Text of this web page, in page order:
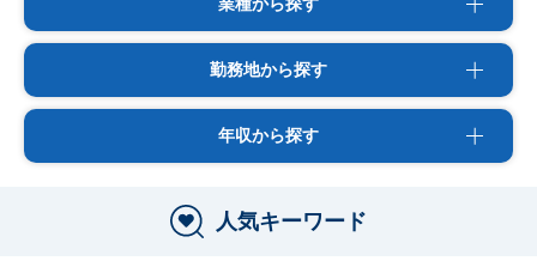
勤務地から探す
年収から探す
人気キーワード